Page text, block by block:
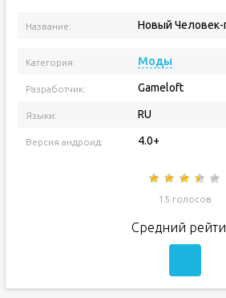
Название: Новый Человек-
Категория:
Моды
Разработчик: Gameloft
Языки: RU
Версия андроид: 4.0+
15 голосов
Средний